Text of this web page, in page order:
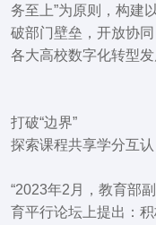
务至上”为原则，构建
破部门壁垒，开放协
各大高校数字化转型发
打破“边界”
探索课程共享学分互认
“2023年2月，教育部
育平行论坛上提出：